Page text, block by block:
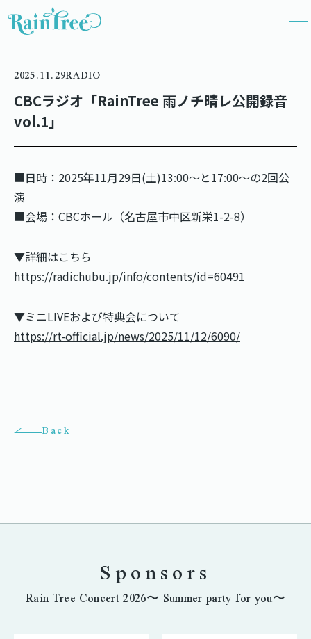
2025.11.29RADIO
CBCラジオ「RainTree 雨ノチ晴レ公開録音
vol.1」
■日時：2025年11月29日(土)13:00〜と17:00〜の2回公
演
■会場：CBCホール（名古屋市中区新栄1-2-8）
▼詳細はこちら
https://radichubu.jp/info/contents/id=60491
▼ミニLIVEおよび特典会について
https://rt-official.jp/news/2025/11/12/6090/
Back
Sponsors
Rain Tree Concert 2026〜 Summer party for you〜